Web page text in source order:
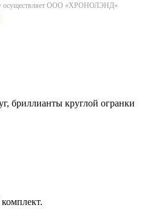
осуществляет ООО «ХРОНОЛЭНД»
бриллианты круглой огранки